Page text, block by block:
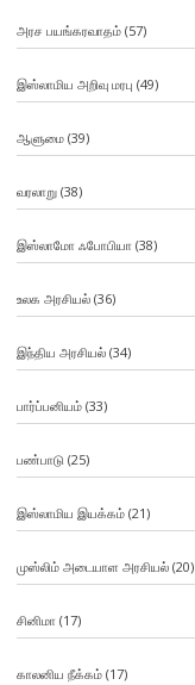
அரச பயங்கரவாதம்(57)
இஸ்லாமிய அறிவு மரபு (49)
ஆளுமை(39)
வரலாறு(38)
இஸ்லாமோ ஃபோபியா (38)
உலக அரசியல்(36)
இந்திய அரசியல்(34)
பார்ப்பனியம்(33)
பண்பாடு(25)
இஸ்லாமிய இயக்கம்(21)
முஸ்லிம் அடையாள அரசியல்(20)
சினிமா (17)
காலனிய நீக்கம்(17)